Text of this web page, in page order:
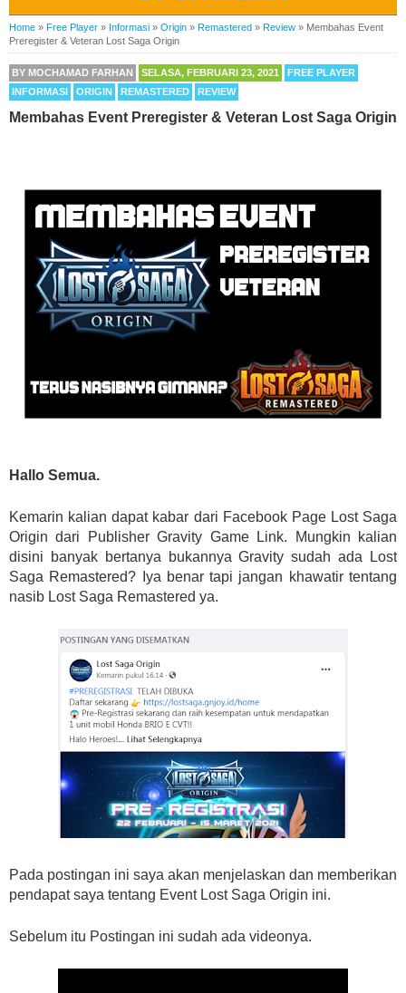
Home » Free Player » Informasi » Origin » Remastered » Review » Membahas Event
Preregister & Veteran Lost Saga Origin
BY MOCHAMAD FARHAN SELASA, FEBRUARI 23, 2021
FREE PLAYER
INFORMASI
ORIGIN REMASTERED REVIEW
Membahas Event Preregister & Veteran Lost Saga Origin
Hallo Semua.
Kemarin kalian dapat kabar dari Facebook Page Lost Saga
Origin dari Publisher Gravity Game Link. Mungkin kalian
disini banyak bertanya bukannya Gravity sudah ada Lost
Saga Remastered? Iya benar tapi jangan khawatir tentang
nasib Lost Saga Remastered ya.
Pada postingan ini saya akan menjelaskan dan memberikan
pendapat saya tentang Event Lost Saga Origin ini.
Sebelum itu Postingan ini sudah ada videonya.